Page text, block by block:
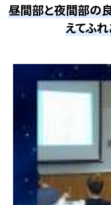
昼間部と夜間部の
えてふ